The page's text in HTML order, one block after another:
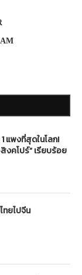
แพงที่สุดในโลก!
งคโปร์” เรียบร้อย
ทยไปจีน